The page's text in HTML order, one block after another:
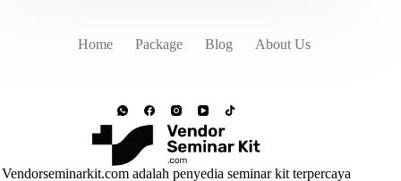
Home Package Blog About Us
Vendorseminarkit.com adalah penyedia seminar kit terpercaya